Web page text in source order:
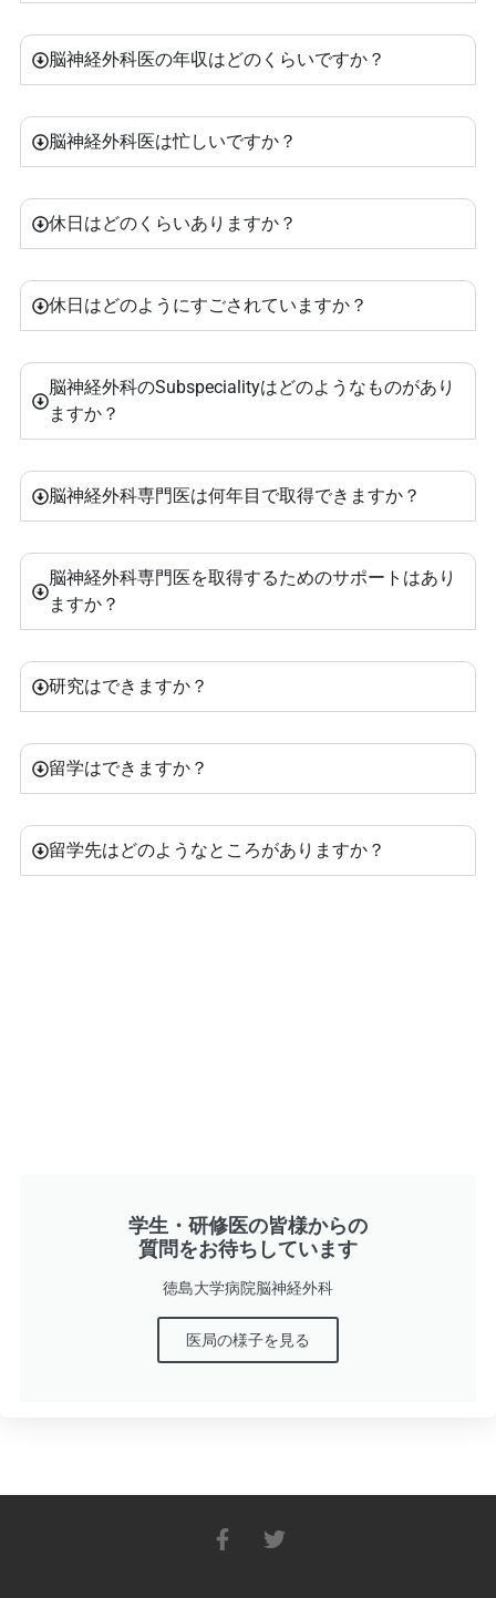
脳神経外科医の年収はどのくらいですか？
脳神経外科医は忙しいですか？
休日はどのくらいありますか？
休日はどのようにすごされていますか？
脳神経外科のSubspecialityはどのようなものがあり
ますか？
脳神経外科専門医は何年目で取得できますか？
脳神経外科専門医を取得するためのサポートはあり
ますか？
研究はできますか？
留学はできますか？
留学先はどのようなところがありますか？
学生・研修医の皆様からの
質問をお待ちしています
徳島大学病院脳神経外科
医局の様子を見る